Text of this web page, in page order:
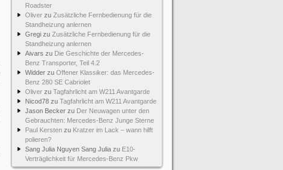
Roadster
Oliver zu Zusätzliche Fernbedienung für die
Standheizung anlernen
Gregi zu Zusätzliche Fernbedienung für die
Standheizung anlernen
Aivars zu Die Geschichte der Mercedes-
Benz Transporter, Teil 4.2
Widder zu Offener Klassiker: das Mercedes-
Benz 280 SE Cabriolet
Oliver zu Tagfahrlicht am W211 Avantgarde
Nicod78 zu Tagfahrlicht am W211 Avantgarde
Jason Becker zu Der Neuwagen unter den
Gebrauchten: Mercedes-Benz Junge Sterne
Paul Kersten zu Kratzer im Lack – wann hilft
polieren?
Sang Julia Nguyen Sang Julia zu E10-
Verträglichkeit für Mercedes-Benz Pkw